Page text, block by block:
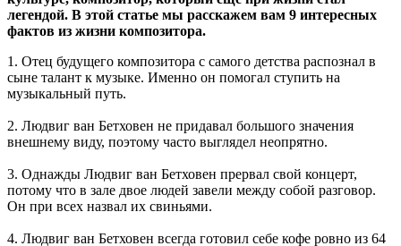
легендой. В этой статье мы расскажем вам 9 интересных
фактов из жизни композитора.
1. Отец будущего композитора с самого детства распознал в
сыне талант к музыке. Именно он помогал ступить на
музыкальный путь.
2. Людвиг ван Бетховен не придавал большого значения
внешнему виду, поэтому часто выглядел неопрятно.
3. Однажды Людвиг ван Бетховен прервал свой концерт,
потому что в зале двое людей завели между собой разговор.
Он при всех назвал их свиньями.
4. Людвиг ван Бетховен всегда готовил себе кофе ровно из 64